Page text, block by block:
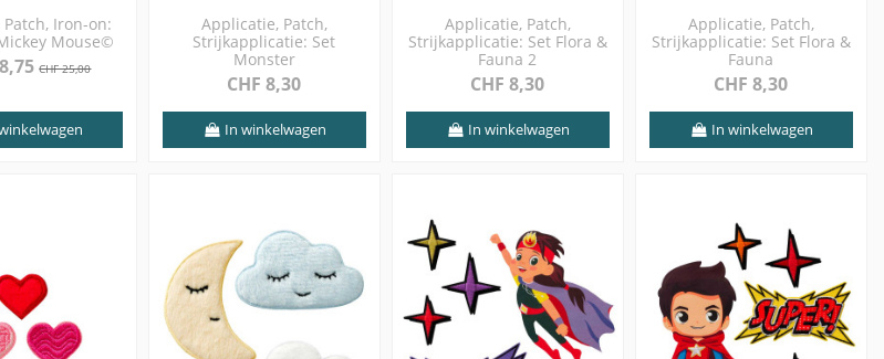
Iron-on:
Mouse©
CHF 25,00
Applicatie, Patch,
Strijkapplicatie: Set
Monster
CHF 8,30
In winkelwagen
Applicatie, Patch,
Strijkapplicatie: Set Flora &
Fauna 2
CHF 8,30
In winkelwagen
Applicatie, Patch,
Strijkapplicatie: Set Flora &
Fauna
CHF 8,30
In winkelwagen